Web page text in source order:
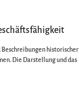
historischer
Die Darstellung und das